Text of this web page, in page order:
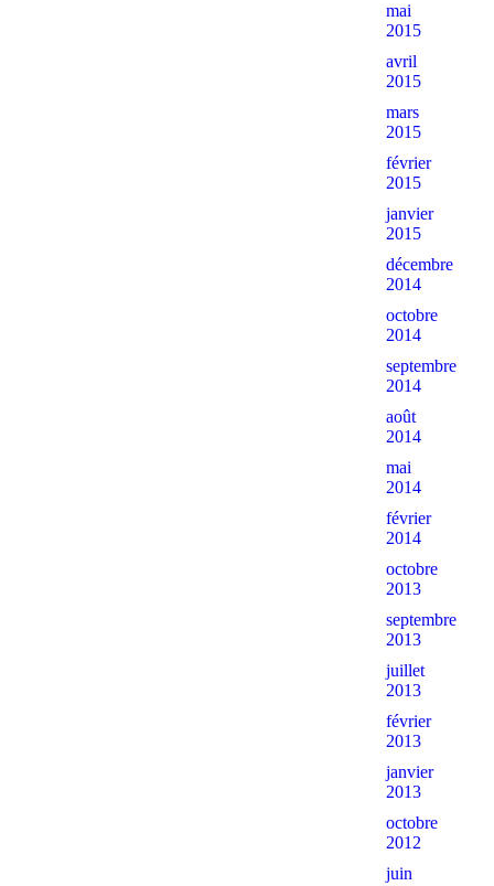
mai
2015
avril
2015
mars
2015
février
2015
janvier
2015
décembre
2014
octobre
2014
septembre
2014
août
2014
mai
2014
février
2014
octobre
2013
septembre
2013
juillet
2013
février
2013
janvier
2013
octobre
2012
juin